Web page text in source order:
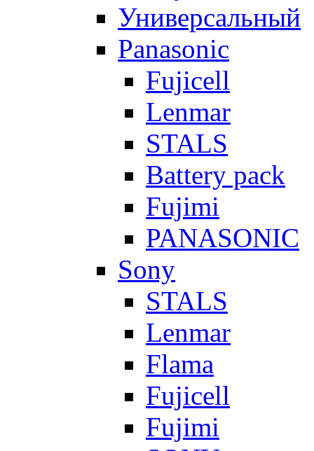
Универсальный
Panasonic
Fujicell
Lenmar
STALS
Battery pack
Fujimi
PANASONIC
Sony
STALS
Lenmar
Flama
Fujicell
Fujimi